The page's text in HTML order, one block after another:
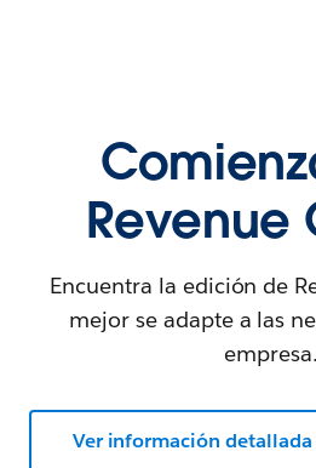
Revenue
Encuentra la edición de
mejor se adapte a las
empresa.
Ver información detallada